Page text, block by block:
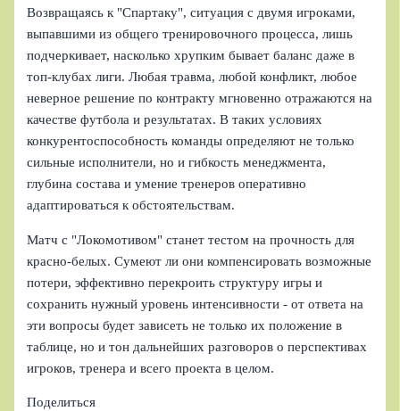
Возвращаясь к "Спартаку", ситуация с двумя игроками,
выпавшими из общего тренировочного процесса, лишь
подчеркивает, насколько хрупким бывает баланс даже в
топ-клубах лиги. Любая травма, любой конфликт, любое
неверное решение по контракту мгновенно отражаются на
качестве футбола и результатах. В таких условиях
конкурентоспособность команды определяют не только
сильные исполнители, но и гибкость менеджмента,
глубина состава и умение тренеров оперативно
адаптироваться к обстоятельствам.
Матч с "Локомотивом" станет тестом на прочность для
красно-белых. Сумеют ли они компенсировать возможные
потери, эффективно перекроить структуру игры и
сохранить нужный уровень интенсивности - от ответа на
эти вопросы будет зависеть не только их положение в
таблице, но и тон дальнейших разговоров о перспективах
игроков, тренера и всего проекта в целом.
Поделиться